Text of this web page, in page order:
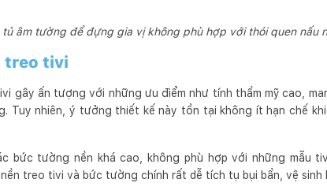
âm tường để đựng gia vị không phù hợp với thói quen nấu
treo tivi
gây ấn tượng với những ưu điểm như tính thẩm mỹ cao,
Tuy nhiên, ý tưởng thiết kế này tồn tại không ít hạn chế
bức tường nền khá cao, không phù hợp với những mẫu
treo tivi và bức tường chính rất dễ tích tụ bụi bẩn, vệ sinh